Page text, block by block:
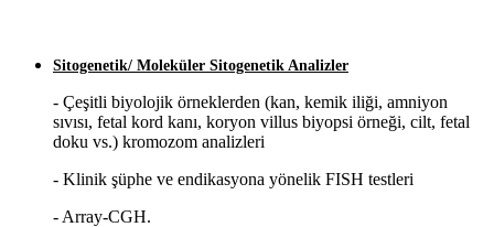
Sitogenetik/ Moleküler Sitogenetik Analizler
- Çeşitli biyolojik örneklerden (kan, kemik iliği, amniyon
sıvısı, fetal kord kanı, koryon villus biyopsi örneği, cilt, fetal
doku vs.) kromozom analizleri
- Klinik şüphe ve endikasyona yönelik FISH testleri
- Array-CGH.